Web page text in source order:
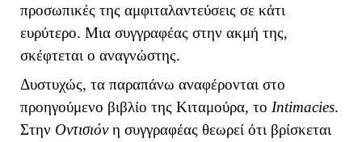
προσωπικές της αμφιταλαντεύσεις σε κάτι
ευρύτερο. Μια συγγραφέας στην ακμή της,
σκέφτεται ο αναγνώστης.
Δυστυχώς, τα παραπάνω αναφέρονται στο
προηγούμενο βιβλίο της Κιταμούρα, το Intimacies.
Στην Οντισιόνη συγγραφέας θεωρεί ότι βρίσκεται